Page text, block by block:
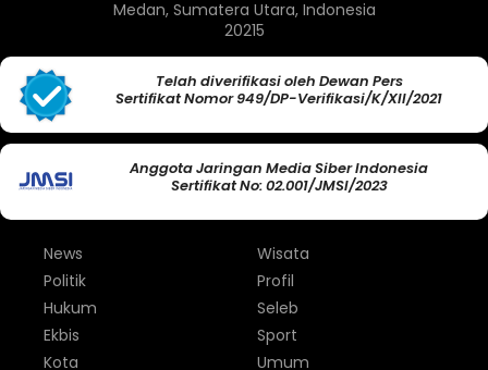
Medan, Sumatera Utara, Indonesia
20215
Telah diverifikasi oleh Dewan Pers
Sertifikat Nomor 949/DP-Verifikasi/K/XII/2021
Anggota Jaringan Media Siber Indonesia
Sertifikat No: 02.001/JMSI/2023
News
Politik
Hukum
Ekbis
Kota
Wisata
Profil
Seleb
Sport
Umum